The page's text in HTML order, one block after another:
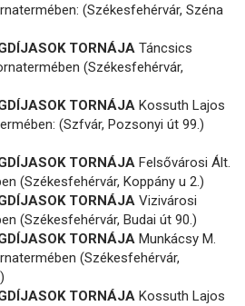
(Székesfehérvár, Széna
TORNÁJA Táncsics
(Székesfehérvár,
TORNÁJA Kossuth Lajos
(Szfvár, Pozsonyi út 99.)
TORNÁJA Felsővárosi Ált.
(Székesfehérvár, Koppány u 2.)
TORNÁJA Vizivárosi
(Székesfehérvár, Budai út 90.)
TORNÁJA Munkácsy M.
(Székesfehérvár,
TORNÁJA Kossuth Lajos